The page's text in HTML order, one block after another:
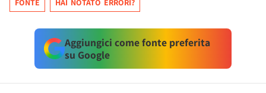
FONTE HAI NOTATO ERRORI?
Aggiungici come fonte preferita
su Google